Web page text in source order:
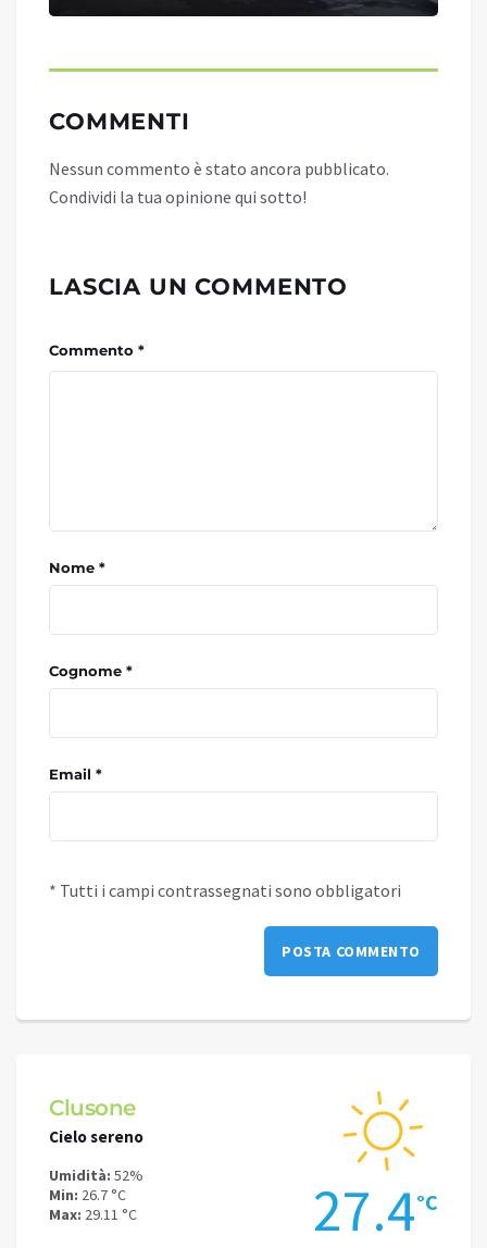
COMMENTI
Nessun commento è stato ancora pubblicato.
Condividi la tua opinione qui sotto!
LASCIA UN COMMENTO
Commento *
Nome *
Cognome *
Email *
* Tutti i campi contrassegnati sono obbligatori
Clusone
Cielo sereno
Umidità: 52%
Min: 26.7 °C
Max: 29.11 °C 27.4°C